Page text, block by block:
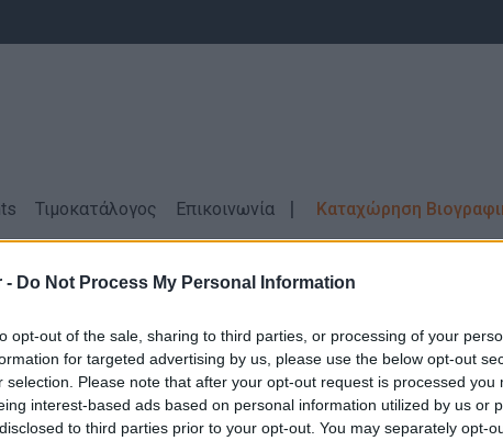
- Do Not Process My Personal Information
opt-out of the sale, sharing to third parties, or processing of your
for targeted advertising by us, please use the below opt-out
selection. Please note that after your opt-out request is processed you
interest-based ads based on personal information utilized by us or
to third parties prior to your opt-out. You may separately opt-
Τιμοκατάλογος Επικοινωνία Καταχώρηση
COSMOTE E-VALUE |Τηλεφωνικές